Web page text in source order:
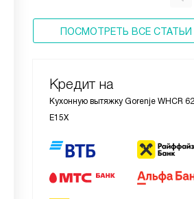
ПОСМОТРЕТЬ ВСЕ СТАТЬИ
Кредит на
Кухонную вытяжку Gorenje WHCR
E15X